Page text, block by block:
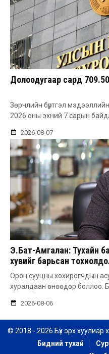
Долоодугаар сард
Зөрчлийн бүртгэл
2026 оны эхний 7 сарын
2026-08-07
Э.Бат-Амгалан: Тухайн
хувийг барьсан
авдаг болгоно
Орон сууцны хохирогчдын
хуралдаан өнөөдөр боллоо.
2026-08-06
© 2018 - 2026 Бүх эрх хуулиар
Бидний тухай